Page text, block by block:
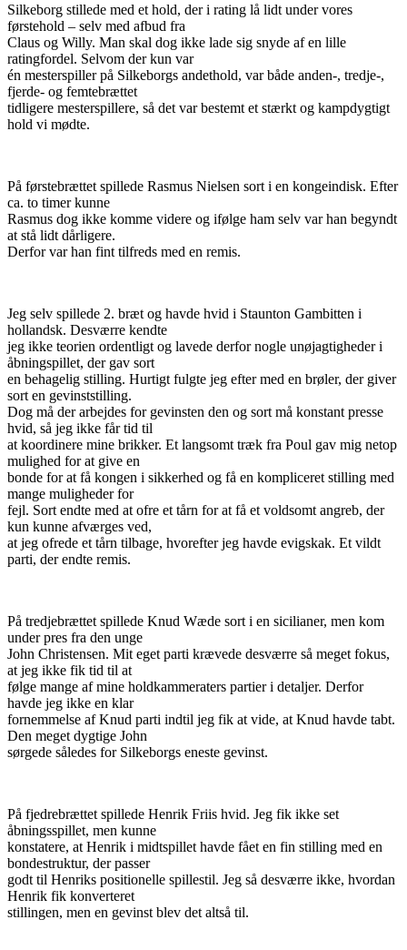
Silkeborg stillede med et hold, der i rating lå lidt under vores
førstehold – selv med afbud fra
Claus og Willy. Man skal dog ikke lade sig snyde af en lille
ratingfordel. Selvom der kun var
én mesterspiller på Silkeborgs andethold, var både anden-, tredje-,
fjerde- og femtebrættet
tidligere mesterspillere, så det var bestemt et stærkt og kampdygtigt
hold vi mødte.
På førstebrættet spillede Rasmus Nielsen sort i en kongeindisk. Efter
ca. to timer kunne
Rasmus dog ikke komme videre og ifølge ham selv var han begyndt
at stå lidt dårligere.
Derfor var han fint tilfreds med en remis.
Jeg selv spillede 2. bræt og havde hvid i Staunton Gambitten i
hollandsk. Desværre kendte
jeg ikke teorien ordentligt og lavede derfor nogle unøjagtigheder i
åbningspillet, der gav sort
en behagelig stilling. Hurtigt fulgte jeg efter med en brøler, der giver
sort en gevinststilling.
Dog må der arbejdes for gevinsten den og sort må konstant presse
hvid, så jeg ikke får tid til
at koordinere mine brikker. Et langsomt træk fra Poul gav mig netop
mulighed for at give en
bonde for at få kongen i sikkerhed og få en kompliceret stilling med
mange muligheder for
fejl. Sort endte med at ofre et tårn for at få et voldsomt angreb, der
kun kunne afværges ved,
at jeg ofrede et tårn tilbage, hvorefter jeg havde evigskak. Et vildt
parti, der endte remis.
På tredjebrættet spillede Knud Wæde sort i en sicilianer, men kom
under pres fra den unge
John Christensen. Mit eget parti krævede desværre så meget fokus,
at jeg ikke fik tid til at
følge mange af mine holdkammeraters partier i detaljer. Derfor
havde jeg ikke en klar
fornemmelse af Knud parti indtil jeg fik at vide, at Knud havde tabt.
Den meget dygtige John
sørgede således for Silkeborgs eneste gevinst.
På fjedrebrættet spillede Henrik Friis hvid. Jeg fik ikke set
åbningsspillet, men kunne
konstatere, at Henrik i midtspillet havde fået en fin stilling med en
bondestruktur, der passer
godt til Henriks positionelle spillestil. Jeg så desværre ikke, hvordan
Henrik fik konverteret
stillingen, men en gevinst blev det altså til.